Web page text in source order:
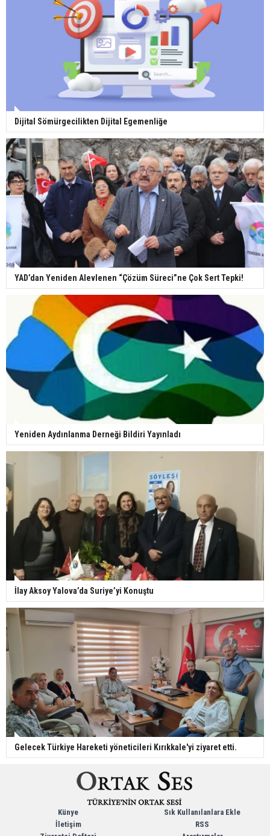
Dijital Sömürgecilikten Dijital Egemenliğe
YAD’dan Yeniden Alevlenen “Çözüm Süreci”ne Çok Sert Tepki!
Yeniden Aydınlanma Derneği Bildiri Yayınladı
İlay Aksoy Yalova’da Suriye’yi Konuştu
Gelecek Türkiye Hareketi yöneticileri Kırıkkale'yi ziyaret etti.
Künye
İletişim
Sık Kullanılanlara Ekle
RSS